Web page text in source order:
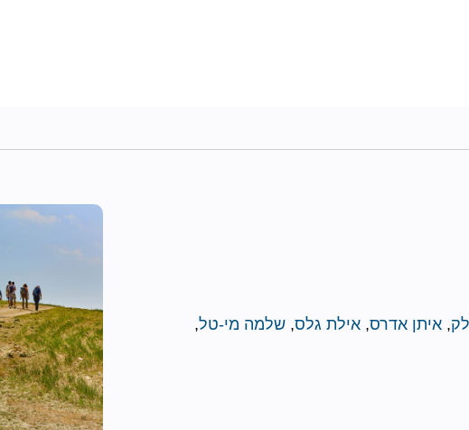
, איתן אדרס, אילת גלס, שלמה מי-טל,